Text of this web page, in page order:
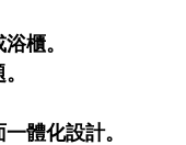
櫃。
體化設計。